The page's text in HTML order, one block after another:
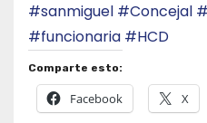
#sanmiguel #Concejal
#funcionaria #HCD
Comparte esto:
Facebook X